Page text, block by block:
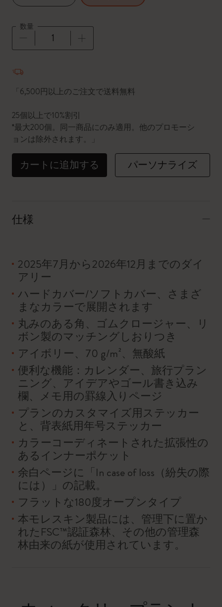
数量
「6,500円以上のご注文で送料無料
25個以上で10%割引
*最大200個。同一商品にのみ適用。他のプロモーシ
ョンは除外されます。」
カートに追加する パーソナライズ
仕様
2025年7月から2026年12月までのダイ
アリー
ハードカバー/ソフトカバー、さまざ
まなカラーで展開されます
丸みのある角、ゴムクロージャー、リ
ボン製のマッチングしおりつき
アイボリー、70 g/m²、無酸紙
便利な機能：カレンダー、旅行プラン
ニング、アイデアやゴール書き込み
欄、メモ用の罫線入りページ
プランのカスタマイズ用ステッカー
と、背表紙用年号ステッカー
カラーコーディネートされた拡張性の
あるインナーポケット
余白ページに「In case of loss（紛失の際
には）」の記載。
フラットな180度オープンタイプ
本モレスキン製品には、管理下に置か
れたFSC™認証森林、その他の管理森
林由来の紙が使用されています。